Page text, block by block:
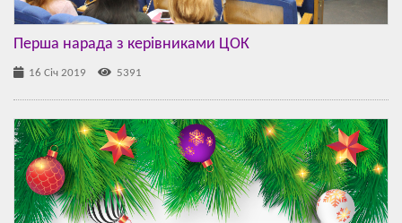
Перша нарада з керівниками ЦОК
16 Січ 2019 5391